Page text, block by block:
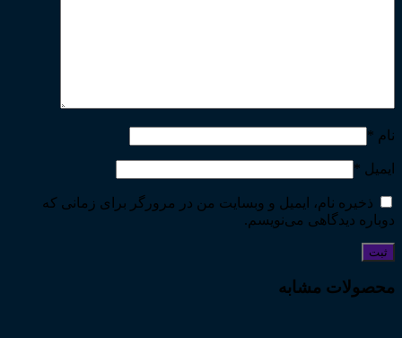
نام *
ایمیل *
ذخیره نام، ایمیل و وبسایت من در مرورگر برای زمانی که
دوباره دیدگاهی می‌نویسم.
محصولات مشابه